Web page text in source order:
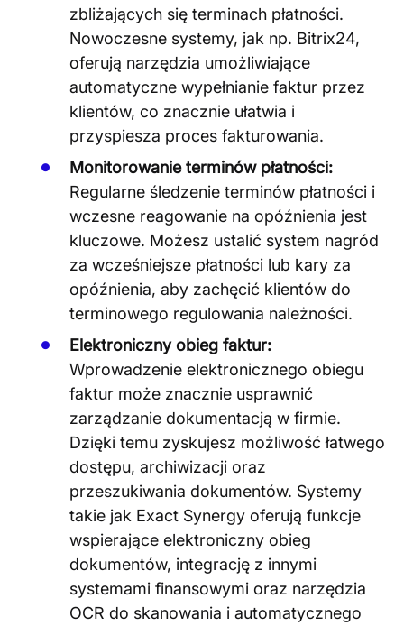
zbliżających się terminach płatności.
Nowoczesne systemy, jak np. Bitrix24,
oferują narzędzia umożliwiające
automatyczne wypełnianie faktur przez
klientów, co znacznie ułatwia i
przyspiesza proces fakturowania​​.
Monitorowanie terminów płatności:
Regularne śledzenie terminów płatności i
wczesne reagowanie na opóźnienia jest
kluczowe. Możesz ustalić system nagród
za wcześniejsze płatności lub kary za
opóźnienia, aby zachęcić klientów do
terminowego regulowania należności​​.
Elektroniczny obieg faktur:
Wprowadzenie elektronicznego obiegu
faktur może znacznie usprawnić
zarządzanie dokumentacją w firmie.
Dzięki temu zyskujesz możliwość łatwego
dostępu, archiwizacji oraz
przeszukiwania dokumentów. Systemy
takie jak Exact Synergy oferują funkcje
wspierające elektroniczny obieg
dokumentów, integrację z innymi
systemami finansowymi oraz narzędzia
OCR do skanowania i automatycznego